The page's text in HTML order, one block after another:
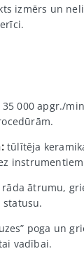
izmērs un
35 000 apgr./min
tūlītēja
rāda ātrumu,
poga un
vadībai.